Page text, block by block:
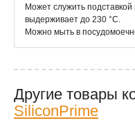
Может служить
выдерживает до 230 °C.
Можно мыть в
Другие товары
SiliconPrime